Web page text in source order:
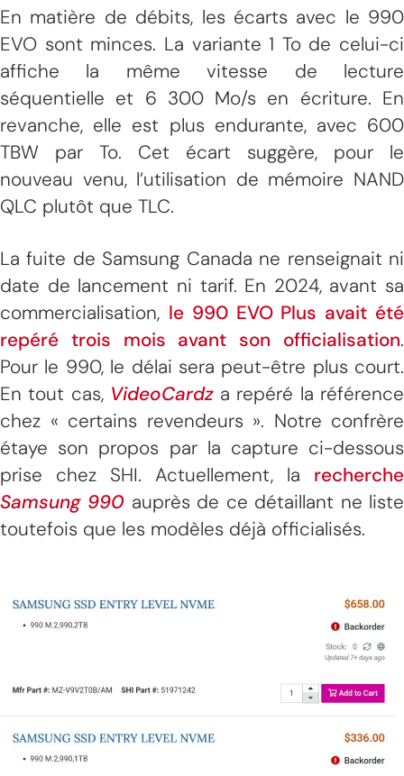
En matière de débits, les écarts avec le 990
EVO sont minces. La variante 1 To de celui-ci
affiche la même vitesse de lecture
séquentielle et 6 300 Mo/s en écriture. En
revanche, elle est plus endurante, avec 600
TBW par To. Cet écart suggère, pour le
nouveau venu, l’utilisation de mémoire NAND
QLC plutôt que TLC.
La fuite de Samsung Canada ne renseignait ni
date de lancement ni tarif. En 2024, avant sa
commercialisation, le 990 EVO Plus avait été
repéré trois mois avant son officialisation.
Pour le 990, le délai sera peut-être plus court.
En tout cas, VideoCardza repéré la référence
chez « certains revendeurs ». Notre confrère
étaye son propos par la capture ci-dessous
prise chez SHI. Actuellement, la recherche
Samsung 990 auprès de ce détaillant ne liste
toutefois que les modèles déjà officialisés.